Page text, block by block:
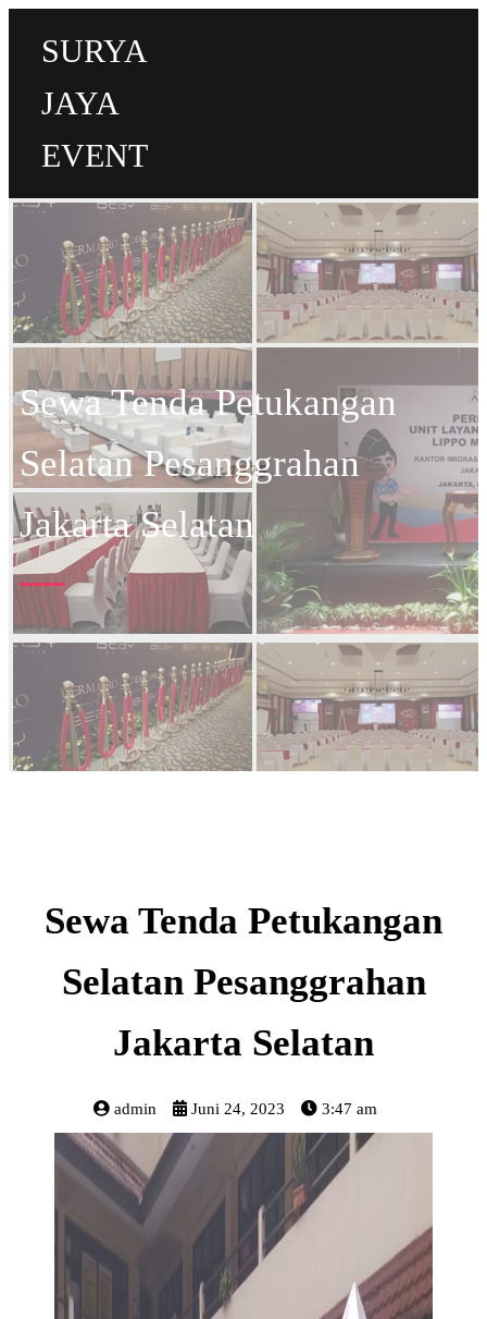
SURYA
JAYA
EVENT
Sewa Tenda Petukangan
Selatan Pesanggrahan
Jakarta Selatan
Sewa Tenda Petukangan
Selatan Pesanggrahan
Jakarta Selatan
admin Juni 24, 2023 3:47 am